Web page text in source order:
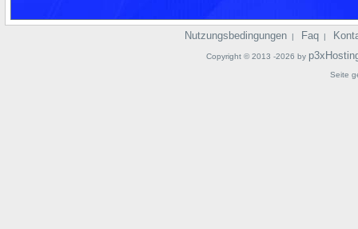
Nutzungsbedingungen | Faq |
Copyright © 2013 -2026 by
Seite